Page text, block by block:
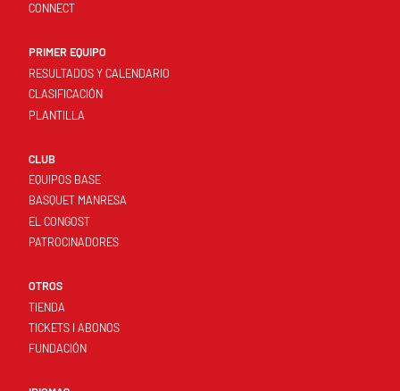
CONNECT
PRIMER EQUIPO
RESULTADOS Y CALENDARIO
CLASIFICACIÓN
PLANTILLA
CLUB
EQUIPOS BASE
BASQUET MANRESA
EL CONGOST
PATROCINADORES
OTROS
TIENDA
TICKETS I ABONOS
FUNDACIÓN